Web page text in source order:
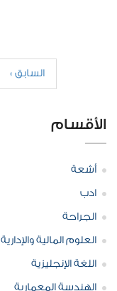
« السابق
الأقسام
أشعة
ادب
الجراحة
العلوم المالية والإدارية
اللغة الإنجليزية
الهندسة المعمارية